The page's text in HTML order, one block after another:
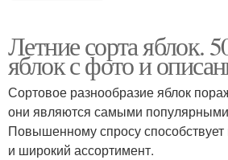
Летние сорта яблок.
яблок с фото и
Сортовое разнообразие яблок
они являются самыми
Повышенному спросу способствует
и широкий ассортимент.